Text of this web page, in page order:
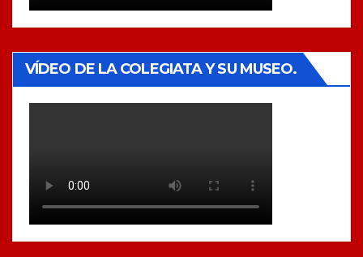
VÍDEO DE LA COLEGIATA Y SU MUSEO.